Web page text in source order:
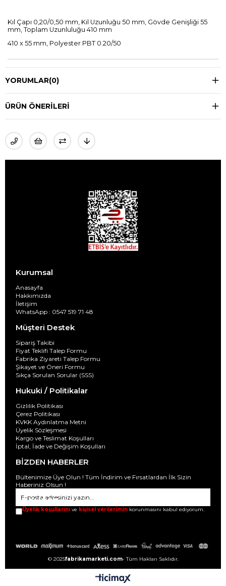
Kıl Çapı 0,20/0,50 mm, Kıl Uzunluğu 50 mm, Gövde Genişliği 55
mm, Toplam Uzunluluğu 410 mm
410 x 55 mm, Polyester PBT 0.20/50
YORUMLAR(0)
ÜRÜN ÖNERILERI
Kurumsal
Anasayfa
Hakkımızda
İletişim
WhatsApp : 0547 519 71 48
Müşteri Destek
Sipariş Takibi
Fiyat Teklifi Talep Formu
Fabrika Ziyareti Talep Formu
Şikayet ve Öneri Formu
Sıkça Sorulan Sorular (SSS)
Hukuki / Politikalar
Gizlilik Politikası
Çerez Politikası
KVKK Aydınlatma Metni
Üyelik Sözleşmesi
Kargo ve Teslimat Koşulları
İptal, İade ve Değişim Koşulları
BİZDEN HABERLER
Bültenimize Üye Olun ! Tüm İndirim ve Fırsatlardan İlk Sizin
Haberiniz Olsun !
GÖNDER
Üyelik koşullarını ve kişisel verilerimin korunmasını kabul ediyorum.
© 2025fabrikamarketi.com- Tüm Hakları Saklıdır.